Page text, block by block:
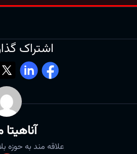
اشتراک
علاقه مند به حوزه